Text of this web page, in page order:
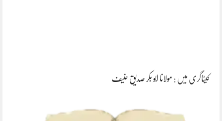
کیٹاگری میں : مولانا ابو بکر صدیق حنیف